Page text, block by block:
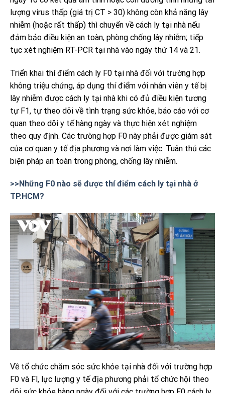
lượng virus thấp (giá trị CT > 30) không còn khả năng lây
nhiễm (hoặc rất thấp) thì chuyển về cách ly tại nhà nếu
đảm bảo điều kiện an toàn, phòng chống lây nhiễm; tiếp
tục xét nghiệm RT-PCR tại nhà vào ngày thứ 14 và 21.
Triển khai thí điểm cách ly F0 tại nhà đối với trường hợp
không triệu chứng, áp dụng thí điểm với nhân viên y tế bị
lây nhiễm được cách ly tại nhà khi có đủ điều kiện tương
tự F1, tự theo dõi về tình trạng sức khỏe, báo cáo với cơ
quan theo dõi y tế hàng ngày và thực hiện xét nghiệm
theo quy định. Các trường hợp F0 này phải được giám sát
của cơ quan y tế địa phương và nơi làm việc. Tuân thủ các
biện pháp an toàn trong phòng, chống lây nhiễm.
>>Những F0 nào sẽ được thí điểm cách ly tại nhà ở
TP.HCM?
Về tổ chức chăm sóc sức khỏe tại nhà đối với trường hợp
F0 và Fl, lực lượng y tế địa phương phải tổ chức hội theo